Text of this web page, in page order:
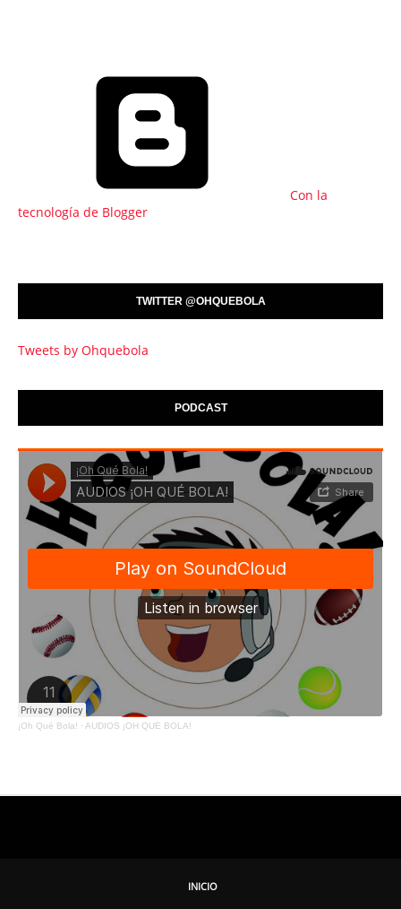
Con la
tecnología de Blogger
TWITTER @OHQUEBOLA
Tweets by Ohquebola
PODCAST
¡Oh Qué Bola! · AUDIOS ¡OH QUÉ BOLA!
INICIO